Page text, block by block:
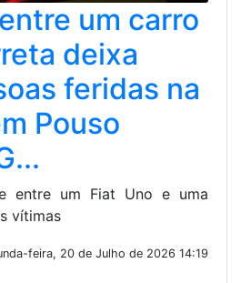
um carro
deixa
feridas na
Pouso
entre um Fiat Uno e uma
vítimas
feira, 20 de Julho de 2026 14:19